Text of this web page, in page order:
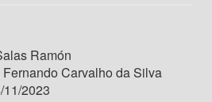
Ramón
Fernando Carvalho da Silva
11/2023